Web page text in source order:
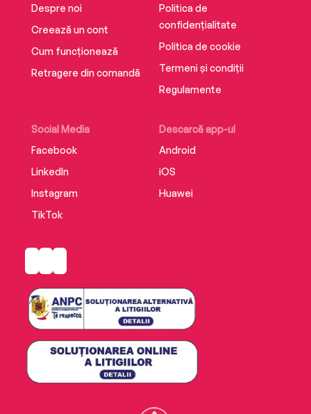
Despre noi
Creează un cont
Cum funcționează
Retragere din comandă
Social Media
Facebook
LinkedIn
Instagram
TikTok
Descarcă app-ul
Android
iOS
Huawei
Politica de
confidențialitate
Politica de cookie
Termeni și condiții
Regulamente